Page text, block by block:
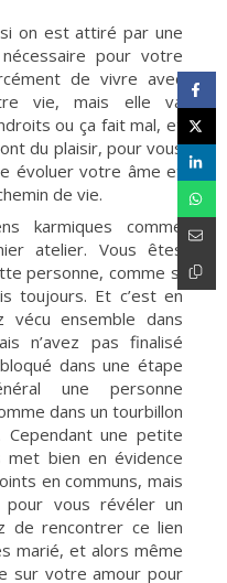
on est attiré par une
pour votre
de vivre avec
vie, mais elle va
ou ça fait mal, et
du plaisir, pour vous
évoluer votre âme et
de vie.
karmiques comme
atelier. Vous êtes
personne, comme si
toujours. Et c’est en
ensemble dans
n’avez pas finalisé
dans une étape
une personne
dans un tourbillon
une petite
bien en évidence
en communs, mais
vous révéler un
de rencontrer ce lien
marié, et alors même
sur votre amour pour